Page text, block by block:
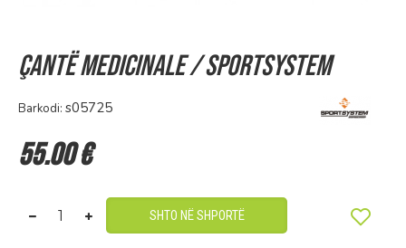
Çantë Medicinale / Sportsystem
Barkodi: s05725
55.00 €
SHTO NË SHPORTË